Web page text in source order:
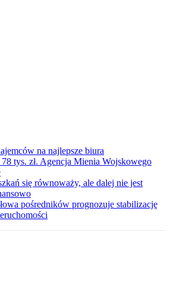
na najlepsze biura
tys. zł. Agencja Mienia Wojskowego
się równoważy, ale dalej nie jest
pośredników prognozuje stabilizację